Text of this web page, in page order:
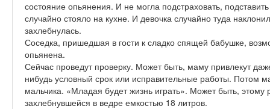
состояние опьянения. И не могла подстраховать,
случайно стояло на кухне. И девочка случайно туда
захлебнулась.
Соседка, пришедшая в гости к сладко спящей бабушке,
опьянена.
Сейчас проведут проверку. Может быть, маму привлекут
нибудь условный срок или исправительные работы. Потом
мальчика. «Младая будет жизнь играть». Может быть, этому
захлебнувшейся в ведре емкостью 18 литров.